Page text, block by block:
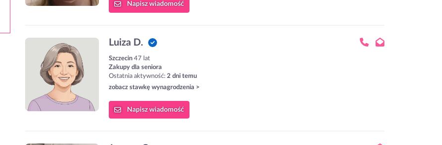
Napiszwiadomość
Luiza D.
Szczecin 47 lat
Zakupy dla seniora
Ostatnia aktywność: 2 dni temu
zobacz stawkę wynagrodzenia >
Napiszwiadomość